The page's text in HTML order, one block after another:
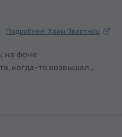
веры, единства и
езидов. Архитектура
резные
Подробнее: Храм Звартноц
на фоне
когда-то возвышался
века,